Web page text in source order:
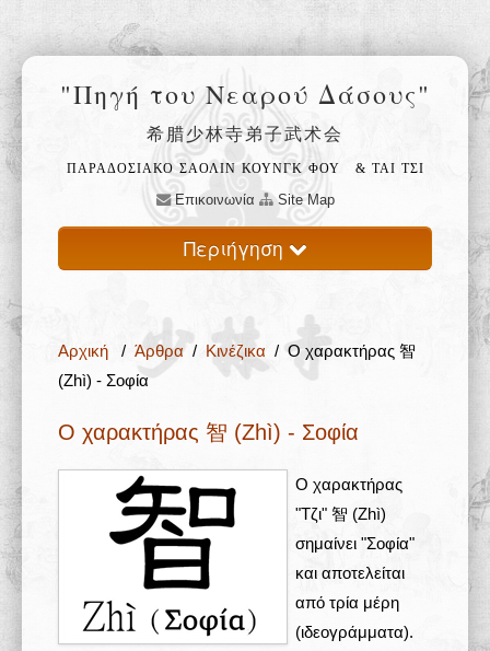
"Πηγή του Νεαρού Δάσους"
希腊少林寺弟子武术会
ΠΑΡΑΔΟΣΙΑΚΟ ΣΑΟΛΙΝ ΚΟΥΝΓΚ ΦΟΥ & ΤΑΙ ΤΣΙ
Επικοινωνία Site Map
Περιήγηση
Ο ναός Σαολίν 少林寺
Εκπαίδευση 武
Σχολές 学校
Πολυμέσα
Αρχική / Άρθρα / Κινέζικα / Ο χαρακτήρας 智
(Zhì) - Σοφία
Ο χαρακτήρας 智 (Zhì) - Σοφία
Ο χαρακτήρας
"Τζι" 智 (Zhì)
σημαίνει "Σοφία"
και αποτελείται
από τρία μέρη
(ιδεογράμματα).